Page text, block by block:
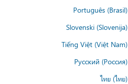
Português (Brasil)
Slovenski (Slovenija)
Tiếng Việt (Việt Nam)
Русский (Россия)
ไทย (ไทย)